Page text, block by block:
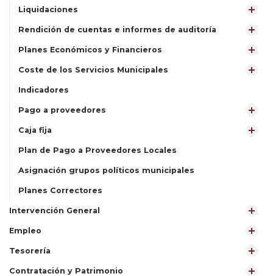
Liquidaciones
Rendición de cuentas e informes de auditoría
Planes Económicos y Financieros
Coste de los Servicios Municipales
Indicadores
Pago a proveedores
Caja fija
Plan de Pago a Proveedores Locales
Asignación grupos políticos municipales
Planes Correctores
Intervención General
Empleo
Tesorería
Contratación y Patrimonio